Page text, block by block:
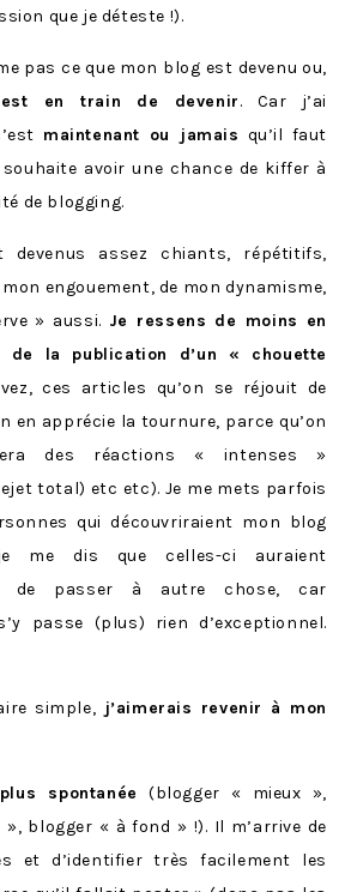
que je déteste !).
pas ce que mon blog est devenu ou,
en train de devenir. Car j’ai
maintenant ou jamais qu’il faut
avoir une chance de kiffer à
de blogging.
devenus assez chiants, répétitifs,
mon engouement, de mon dynamisme,
» aussi. Je ressens de moins en
de la publication d’un « chouette
ces articles qu’on se réjouit de
en apprécie la tournure, parce qu’on
des réactions « intenses »
total) etc etc). Je me mets parfois
qui découvriraient mon blog
me dis que celles-ci auraient
de passer à autre chose, car
passe (plus) rien d’exceptionnel.
simple, j’aimerais revenir à mon
plus spontanée
(blogger « mieux »,
blogger « à fond » !). Il m’arrive de
et d’identifier très facilement les